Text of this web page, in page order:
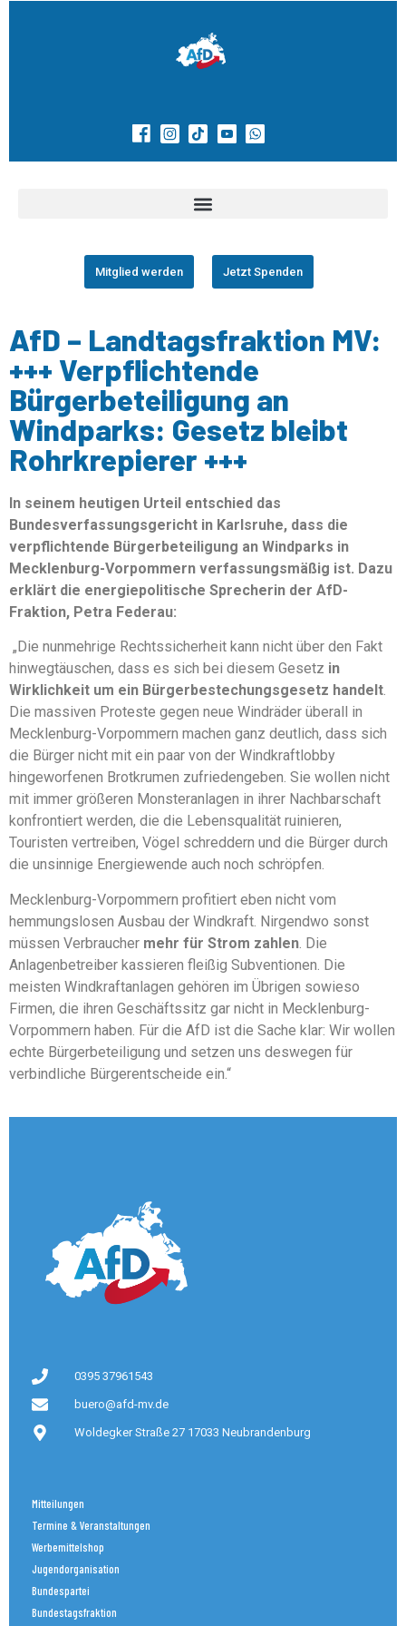
Mitglied werden Jetzt Spenden
AfD – Landtagsfraktion MV:
+++ Verpflichtende
Bürgerbeteiligung an
Windparks: Gesetz bleibt
Rohrkrepierer +++
In seinem heutigen Urteil entschied das
Bundesverfassungsgericht in Karlsruhe, dass die
verpflichtende Bürgerbeteiligung an Windparks in
Mecklenburg-Vorpommern verfassungsmäßig ist. Dazu
erklärt die energiepolitische Sprecherin der AfD-
Fraktion, Petra Federau:
„Die nunmehrige Rechtssicherheit kann nicht über den Fakt
hinwegtäuschen, dass es sich bei diesem Gesetz in
Wirklichkeit um ein Bürgerbestechungsgesetz handelt.
Die massiven Proteste gegen neue Windräder überall in
Mecklenburg-Vorpommern machen ganz deutlich, dass sich
die Bürger nicht mit ein paar von der Windkraftlobby
hingeworfenen Brotkrumen zufriedengeben. Sie wollen nicht
mit immer größeren Monsteranlagen in ihrer Nachbarschaft
konfrontiert werden, die die Lebensqualität ruinieren,
Touristen vertreiben, Vögel schreddern und die Bürger durch
die unsinnige Energiewende auch noch schröpfen.
Mecklenburg-Vorpommern profitiert eben nicht vom
hemmungslosen Ausbau der Windkraft. Nirgendwo sonst
müssen Verbraucher mehr für Strom zahlen . Die
Anlagenbetreiber kassieren fleißig Subventionen. Die
meisten Windkraftanlagen gehören im Übrigen sowieso
Firmen, die ihren Geschäftssitz gar nicht in Mecklenburg-
Vorpommern haben. Für die AfD ist die Sache klar: Wir wollen
echte Bürgerbeteiligung und setzen uns deswegen für
verbindliche Bürgerentscheide ein.“
0395 37961543
buero@afd-mv.de
Woldegker Straße 27 17033 Neubrandenburg
Mitteilungen
Termine & Veranstaltungen
Werbemittelshop
Jugendorganisation
Bundespartei
Bundestagsfraktion